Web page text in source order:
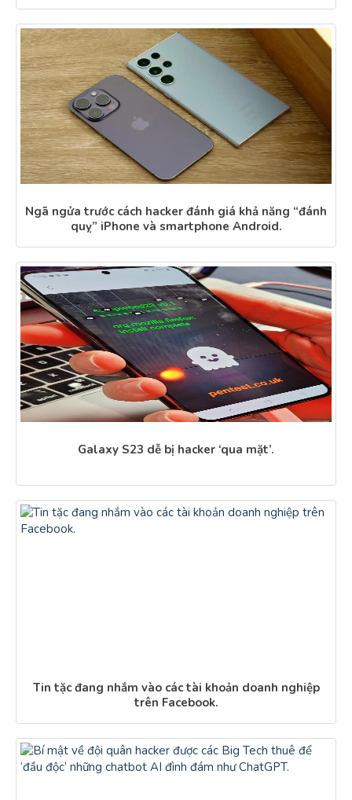
Ngã ngửa trước cách hacker đánh giá khả năng “đánh
quỵ” iPhone và smartphone Android.
Galaxy S23 dễ bị hacker ‘qua mặt’.
Tin tặc đang nhắm vào các tài khoản doanh nghiệp
trên Facebook.